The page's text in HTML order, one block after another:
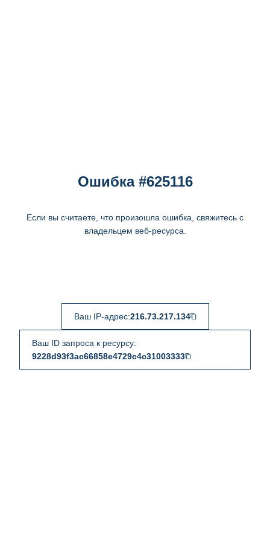
Ошибка #625116
Если вы считаете, что произошла ошибка, свяжитесь с
владельцем веб-ресурса.
Ваш IP-адрес:216.73.217.134
Ваш ID запроса к ресурсу:
9228d93f3ac66858e4729c4c31003333